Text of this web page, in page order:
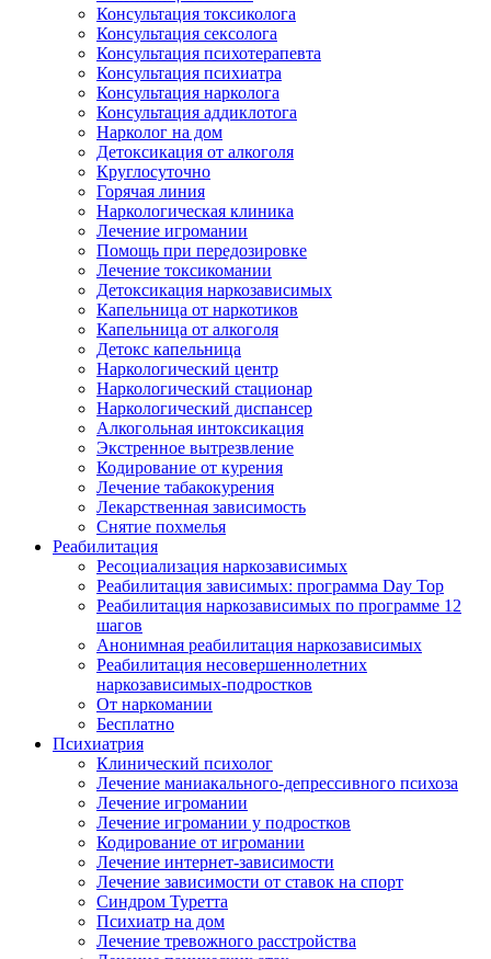
Консультация токсиколога
Консультация сексолога
Консультация психотерапевта
Консультация психиатра
Консультация нарколога
Консультация аддиклотога
Нарколог на дом
Детоксикация от алкоголя
Круглосуточно
Горячая линия
Наркологическая клиника
Лечение игромании
Помощь при передозировке
Лечение токсикомании
Детоксикация наркозависимых
Капельница от наркотиков
Капельница от алкоголя
Детокс капельница
Наркологический центр
Наркологический стационар
Наркологический диспансер
Алкогольная интоксикация
Экстренное вытрезвление
Кодирование от курения
Лечение табакокурения
Лекарственная зависимость
Снятие похмелья
Реабилитация
Ресоциализация наркозависимых
Реабилитация зависимых: программа Day Top
Реабилитация наркозависимых по программе 12
шагов
Анонимная реабилитация наркозависимых
Реабилитация несовершеннолетних
наркозависимых-подростков
От наркомании
Бесплатно
Психиатрия
Клинический психолог
Лечение маниакального-депрессивного психоза
Лечение игромании
Лечение игромании у подростков
Кодирование от игромании
Лечение интернет-зависимости
Лечение зависимости от ставок на спорт
Синдром Туретта
Психиатр на дом
Лечение тревожного расстройства